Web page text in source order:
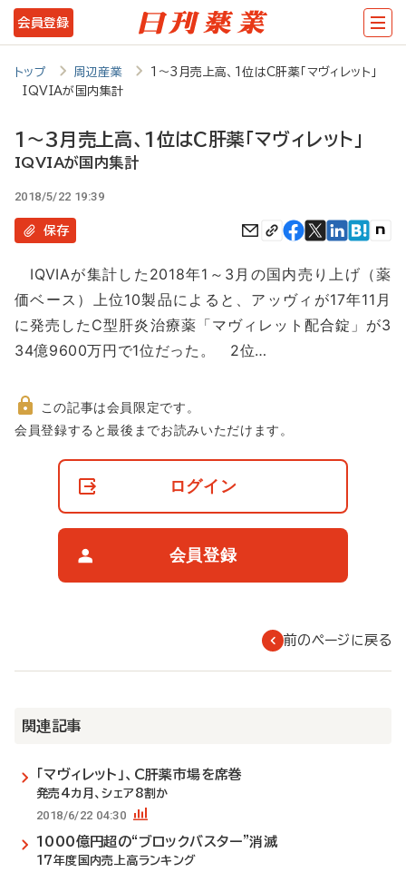
メ
イ
テ
ツ
に
動
会員登録
トップ 周辺産業
1～3月売上高、1位はC肝薬「マヴィレット」
IQVIAが国内集計
1～3月売上高、1位はC肝薬「マヴィレット」
IQVIAが国内集計
2018/5/22 19:39
保存
IQVIAが集計した2018年1～3月の国内売り上げ（薬
価ベース）上位10製品によると、アッヴィが17年11月
に発売したC型肝炎治療薬「マヴィレット配合錠」が3
34億9600万円で1位だった。 2位…
非
この記事は会員限定です。
会員登録すると最後までお読みいただけます。
ログイン
会員登録
前のページに戻る
関連記事
「マヴィレット」、C肝薬市場を席巻
発売4カ月、シェア8割か
2018/6/22 04:30
1000億円超の“ブロックバスター”消滅
17年度国内売上高ランキング